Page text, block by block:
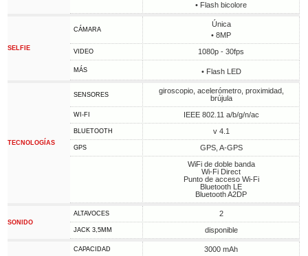
• Flash bicolore
SELFIE
CÁMARA
Única
• 8MP
VIDEO 1080p - 30fps
MÁS • Flash LED
TECNOLOGÍAS
SENSORES
giroscopio, acelerómetro, proximidad,
brújula
WI-FI IEEE 802.11 a/b/g/n/ac
BLUETOOTH v 4.1
GPS
GPS, A-GPS
WiFi de doble banda
Wi-Fi Direct
Punto de acceso Wi-Fi
Bluetooth LE
Bluetooth A2DP
SONIDO
ALTAVOCES 2
JACK 3,5MM disponible
CAPACIDAD 3000 mAh